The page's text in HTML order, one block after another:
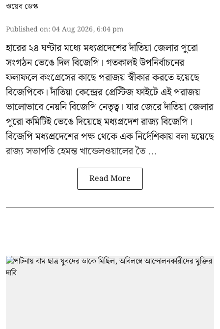
ওয়েব ডেস্ক
Published on:04 Aug 2026, 6:04 pm
হারের ২৪ ঘণ্টার মধ্যে মধ্যপ্রদেশের দাঁতিয়া জেলার পুরো
সংগঠন ভেঙে দিল বিজেপি। গতকালই উপনির্বাচনের
ফলাফলে কংগ্রেসের কাছে পরাজয় স্বীকার করতে হয়েছে
বিজেপিকে। দাঁতিয়া কেন্দ্রের প্রেস্টিজ ফাইটে এই পরাজয়
ভালোভাবে নেয়নি বিজেপি নেতৃত্ব। যার জেরে দাঁতিয়া জেলার
পুরো কমিটিই ভেঙে দিয়েছে মধ্যপ্রদেশ রাজ্য বিজেপি।
বিজেপি মধ্যপ্রদেশের পক্ষ থেকে এক নির্দেশিকায় বলা হয়েছে
রাজ্য সভাপতি হেমন্ত খান্ডেলওয়ালের তৈ ...
Read More